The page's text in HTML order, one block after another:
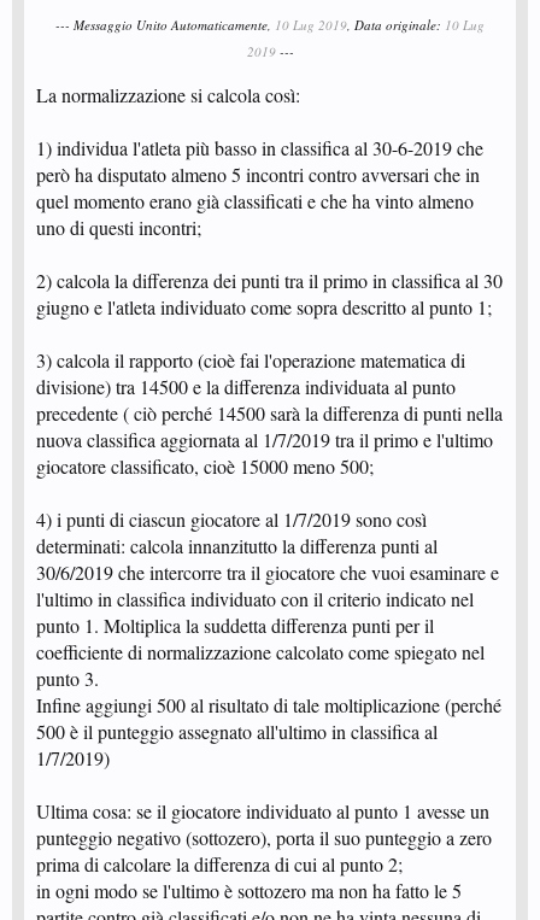
--- Messaggio Unito Automaticamente, 10 Lug 2019, Data originale: 10 Lug
2019---
La normalizzazione si calcola così:
1) individua l'atleta più basso in classifica al 30-6-2019 che
però ha disputato almeno 5 incontri contro avversari che in
quel momento erano già classificati e che ha vinto almeno
uno di questi incontri;
2) calcola la differenza dei punti tra il primo in classifica al 30
giugno e l'atleta individuato come sopra descritto al punto 1;
3) calcola il rapporto (cioè fai l'operazione matematica di
divisione) tra 14500 e la differenza individuata al punto
precedente ( ciò perché 14500 sarà la differenza di punti nella
nuova classifica aggiornata al 1/7/2019 tra il primo e l'ultimo
giocatore classificato, cioè 15000 meno 500;
4) i punti di ciascun giocatore al 1/7/2019 sono così
determinati: calcola innanzitutto la differenza punti al
30/6/2019 che intercorre tra il giocatore che vuoi esaminare e
l'ultimo in classifica individuato con il criterio indicato nel
punto 1. Moltiplica la suddetta differenza punti per il
coefficiente di normalizzazione calcolato come spiegato nel
punto 3.
Infine aggiungi 500 al risultato di tale moltiplicazione (perché
500 è il punteggio assegnato all'ultimo in classifica al
1/7/2019)
Ultima cosa: se il giocatore individuato al punto 1 avesse un
punteggio negativo (sottozero), porta il suo punteggio a zero
prima di calcolare la differenza di cui al punto 2;
in ogni modo se l'ultimo è sottozero ma non ha fatto le 5